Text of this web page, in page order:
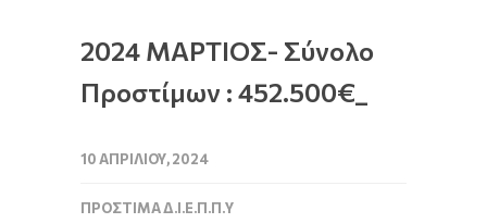
2024 ΜΑΡΤΙΟΣ- Σύνολο
Προστίμων : 452.500€_
10 ΑΠΡΙΛΊΟΥ, 2024
ΠΡΌΣΤΙΜΑ Δ.Ι.Ε.Π.Π.Υ